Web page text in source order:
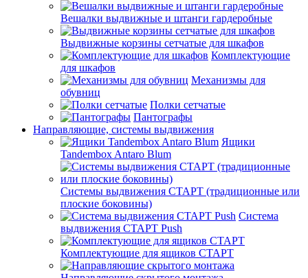
Вешалки выдвижные и штанги гардеробные
Выдвижные корзины сетчатые для шкафов
Комплектующие
для шкафов
Механизмы для
обувниц
Полки сетчатые
Пантографы
Направляющие, системы выдвижения
Ящики
Tandembox Antaro Blum
Системы выдвижения СТАРТ (традиционные или
плоские боковины)
Система
выдвижения СТАРТ Push
Комплектующие для ящиков СТАРТ